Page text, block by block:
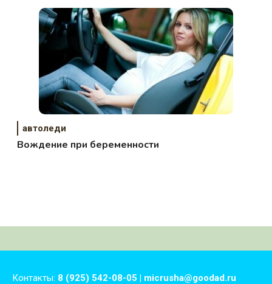
автоледи
Вождение при беременности
Контакты: 8 (925) 542-08-05 | micrusha@goodad.ru